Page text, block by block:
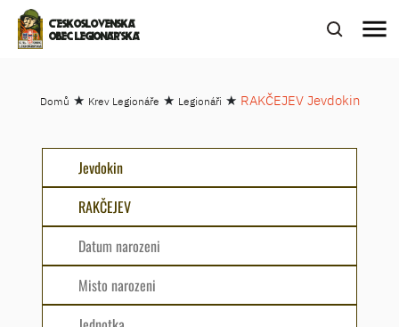
ČESKOSLOVENSKÁ
OBEC LEGIONÁŘSKÁ
menu
Domů ★ Krev Legionáře ★ Legionáři ★ RAKČEJEV Jevdokin